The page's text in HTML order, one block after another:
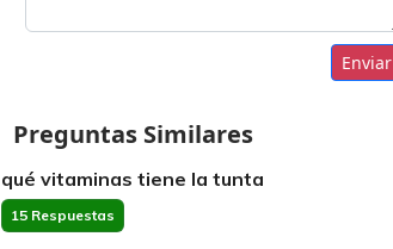
Enviar
Preguntas Similares
qué vitaminas tiene la tunta
15 Respuestas